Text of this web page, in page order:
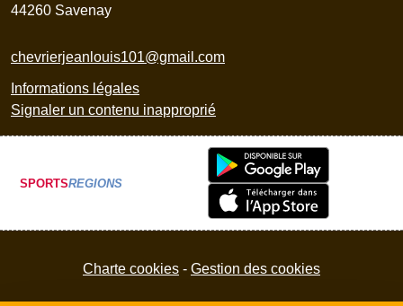
44260 Savenay
chevrierjeanlouis101@gmail.com
Informations légales
Signaler un contenu inapproprié
SPORTSREGIONS
Charte cookies Gestion des cookies